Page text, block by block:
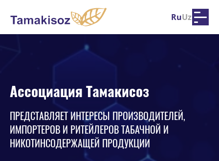
RuUz
Тамакисоз
ИНТЕРЕСЫ ПРОИЗВОДИТЕЛЕЙ,
И РИТЕЙЛЕРОВ ТАБАЧНОЙ И
ПРОДУКЦИИ
Ассоциация Тамакисоз
ПРЕДСТАВЛЯЕТ ИНТЕРЕСЫ ПРОИЗВОДИТЕЛЕЙ,
ИМПОРТЕРОВ И РИТЕЙЛЕРОВ ТАБАЧНОЙ И
НИКОТИНСОДЕРЖАЩЕЙ ПРОДУКЦИИ
Ассоциация Тамакисоз
ПРЕДСТАВЛЯЕТ ИНТЕРЕСЫ ПРОИЗВОДИТЕЛЕЙ,
ИМПОРТЕРОВ И РИТЕЙЛЕРОВ ТАБАЧНОЙ И
НИКОТИНСОДЕРЖАЩЕЙ ПРОДУКЦИИ